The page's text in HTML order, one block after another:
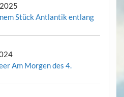
Stück Antlantik entlang
Am Morgen des 4.